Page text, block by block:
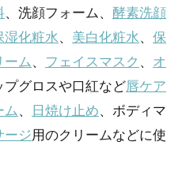
、洗顔フォーム、 酵素洗顔
湿化粧水、 美白化粧水、 保
ーム 、 フェイスマスク 、 オ
プグロスや口紅など唇ケア
ム 、 日焼け止め、ボディマ
ージ用のクリームなどに使